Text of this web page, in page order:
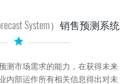
System） 销售预测系统
测市场需求的能力，在获得未来
内部运作所有相关信息得出对未